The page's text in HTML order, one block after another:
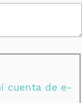
cuenta de e-